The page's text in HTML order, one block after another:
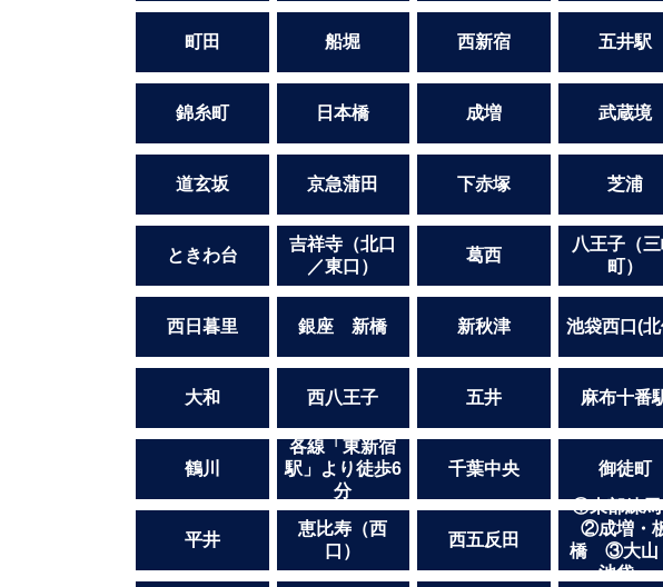
町田 船堀 西新宿 五井駅
錦糸町 日本橋 成増 武蔵境
道玄坂 京急蒲田 下赤塚 芝浦
ときわ台
吉祥寺（北口
／東口）
葛西
八王子（
町）
西日暮里 銀座 新橋 新秋津 池袋西口(
大和 西八王子 五井 麻布十番
鶴川
各線「東新宿
駅」より徒歩6
分
千葉中央 御徒町
平井
恵比寿（西
口）
西五反田
①東部練
②成増・
橋 ③大
池袋